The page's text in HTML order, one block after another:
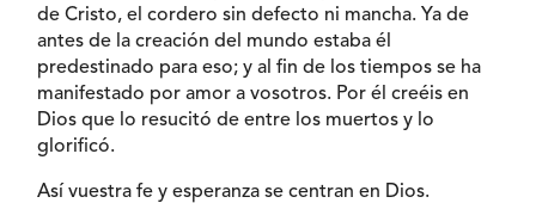
de Cristo, el cordero sin defecto ni mancha. Ya de
antes de la creación del mundo estaba él
predestinado para eso; y al fin de los tiempos se ha
manifestado por amor a vosotros. Por él creéis en
Dios que lo resucitó de entre los muertos y lo
glorificó.
Así vuestra fe y esperanza se centran en Dios.